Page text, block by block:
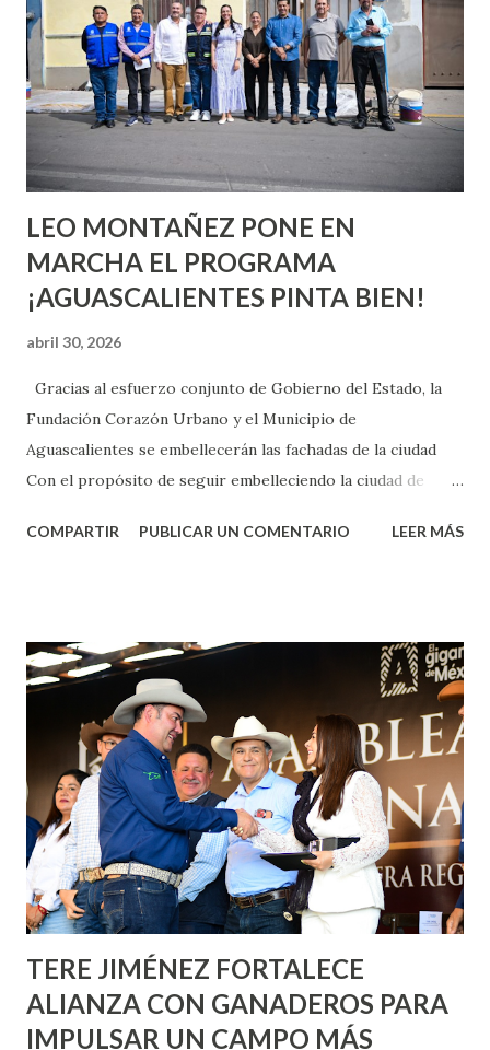
aprender y nuevas experiencias que conocer. Si eres una
chica y aún no has tenido relaciones sexuales, tal vez
pienses que el sexo será increíble y no puedas esperar para
experimentarlo, pero como cualquier persona con
experiencia te dirá, siempre es mejor cuando ambas partes
son suficientemen...
LEO MONTAÑEZ PONE EN
MARCHA EL PROGRAMA
¡AGUASCALIENTES PINTA BIEN!
abril 30, 2026
Gracias al esfuerzo conjunto de Gobierno del Estado, la
Fundación Corazón Urbano y el Municipio de
Aguascalientes se embellecerán las fachadas de la ciudad
Con el propósito de seguir embelleciendo la ciudad de
municipal, Leo Montañez dio inicio al programa
Corazón Urbano y el Municipio capital. Leo Montañez
informó que en este programa se usarán cerca de 90 mil
metros cuadrados de pintura, para dar inicio en la calle
Nieto, entre Jesús F. Elizondo y la calle 22 de Octubre, con
lo que se aplicará pintura en 66 casas. Posteriormente se
llevará este programa a Villas de Nuestra Señora de la
Asunción, Avenida Alameda y Decreto 27 de Septiembre, en
los edificios FOVISSSTE Ojo de Agua, en la comunidad
Norias de Paso Hondo y en los edificios de...
COMPARTIR PUBLICAR UN COMENTARIO LEER MÁS
TERE JIMÉNEZ FORTALECE
ALIANZA CON GANADEROS PARA
IMPULSAR UN CAMPO MÁS